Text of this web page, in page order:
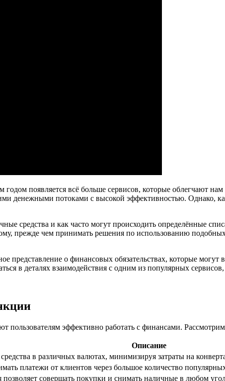
появляется всё больше сервисов, которые облегчают
денежными потоками с высокой эффективностью. Однако,
средства и как часто могут происходить определённые
прежде чем принимать решения по использованию
представление о финансовых обязательствах, которые могут
в деталях взаимодействия с одним из популярных
пользователям эффективно работать с финансами.
Описание
в различных валютах, минимизируя затраты на
платежи от клиентов через большое количество
совершать покупки и снимать наличные в любом